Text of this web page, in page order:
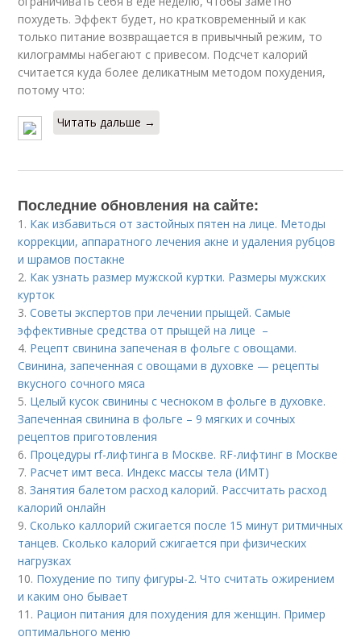
похудеть. Эффект будет, но кратковременный и как
только питание возвращается в привычный режим, то
килограммы набегают с привесом. Подсчет калорий
считается куда более деликатным методом похудения,
потому что:
Читать дальше →
Последние обновления на сайте:
1. Как избавиться от застойных пятен на лице. Методы
коррекции, аппаратного лечения акне и удаления рубцов
и шрамов постакне
2. Как узнать размер мужской куртки. Размеры мужских
курток
3.Советы экспертов при лечении прыщей. Самые
эффективные средства от прыщей на лице –
4. Рецепт свинина запеченая в фольге с овощами.
Свинина, запеченная с овощами в духовке — рецепты
вкусного сочного мяса
5. Целый кусок свинины с чесноком в фольге в духовке.
Запеченная свинина в фольге – 9 мягких и сочных
рецептов приготовления
6. Процедуры rf-лифтинга в Москве. RF-лифтинг в Москве
7. Расчет имт веса. Индекс массы тела (ИМТ)
8.Занятия балетом расход калорий. Рассчитать расход
калорий онлайн
9.Сколько каллорий сжигается после 15 минут ритмичных
танцев. Сколько калорий сжигается при физических
нагрузках
10. Похудение по типу фигуры-2. Что считать ожирением
и каким оно бывает
11. Рацион питания для похудения для женщин. Пример
оптимального меню